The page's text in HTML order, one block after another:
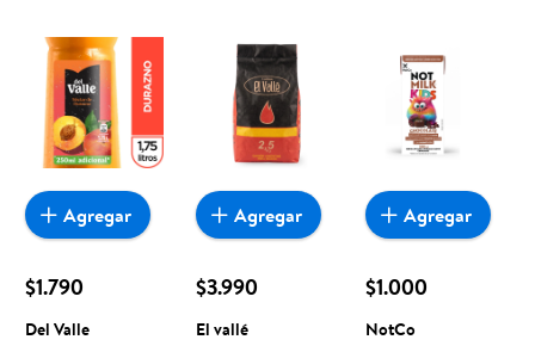
$1.790
Del Valle
Agregar
$3.990
El vallé
Agregar
$1.000
NotCo
Agregar